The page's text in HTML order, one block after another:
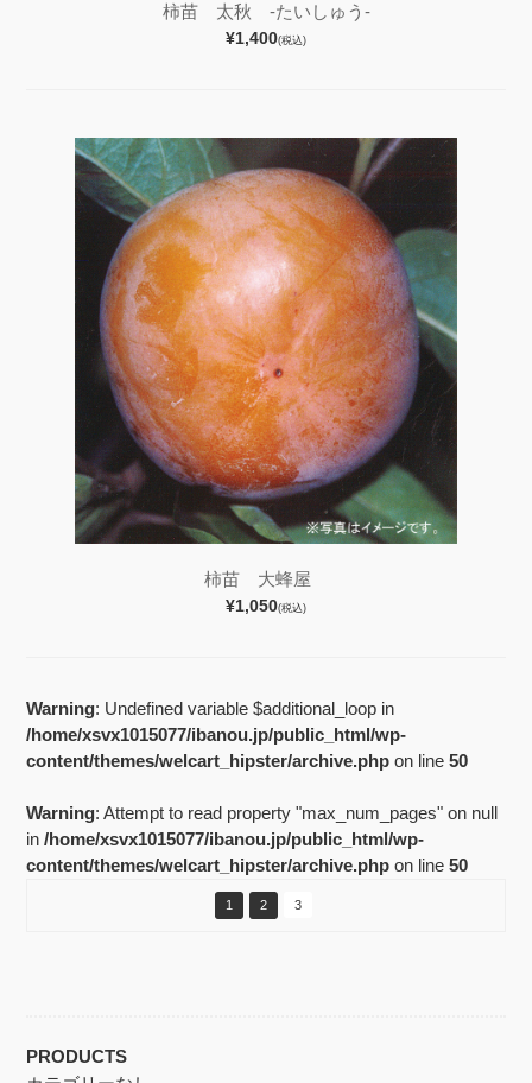
柿苗 太秋 -たいしゅう-
¥1,400(税込)
柿苗 大蜂屋
¥1,050(税込)
Warning: Undefined variable $additional_loop in
/home/xsvx1015077/ibanou.jp/public_html/wp-
content/themes/welcart_hipster/archive.php on line50
Warning: Attempt to read property "max_num_pages" on null
in/home/xsvx1015077/ibanou.jp/public_html/wp-
content/themes/welcart_hipster/archive.php on line50
1 2 3
PRODUCTS